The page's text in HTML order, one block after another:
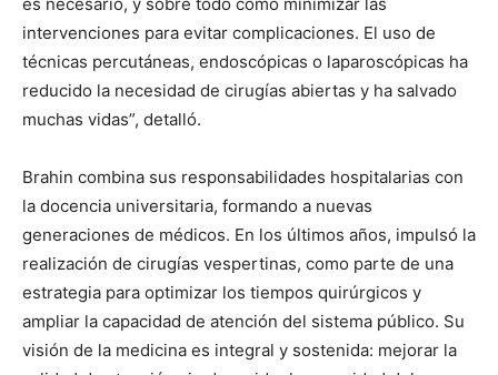
intervenciones para evitar complicaciones. El uso de
técnicas percutáneas, endoscópicas o laparoscópicas ha
reducido la necesidad de cirugías abiertas y ha salvado
muchas vidas”, detalló.
Brahin combina sus responsabilidades hospitalarias con
la docencia universitaria, formando a nuevas
generaciones de médicos. En los últimos años, impulsó la
realización de cirugías vespertinas, como parte de una
estrategia para optimizar los tiempos quirúrgicos y
ampliar la capacidad de atención del sistema público. Su
visión de la medicina es integral y sostenida: mejorar la